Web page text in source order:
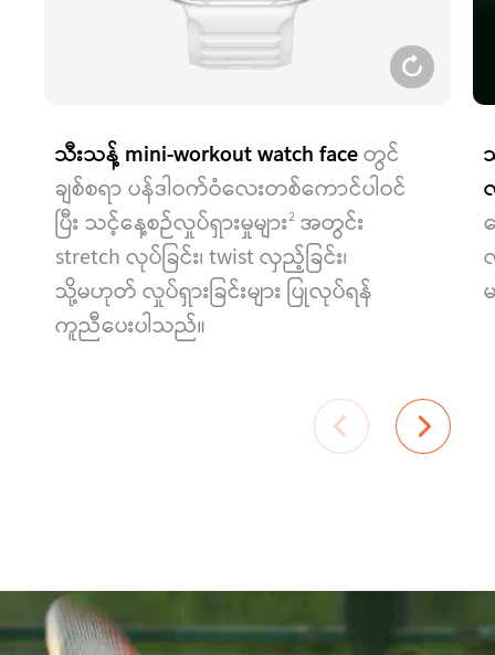
သီးသန့် mini-workout watch faceတွင်
ချစ်စရာ ပန်ဒါဝက်ဝံလေးတစ်ကောင်ပါဝင်
ပြီး သင့်နေ့စဉ်လှုပ်ရှားမှုများ2အတွင်း
stretch လုပ်ခြင်း၊ twist လှည့်ခြင်း၊
သို့မဟုတ် လှုပ်ရှားခြင်းများ ပြုလုပ်ရန်
ကူညီပေးပါသည်။